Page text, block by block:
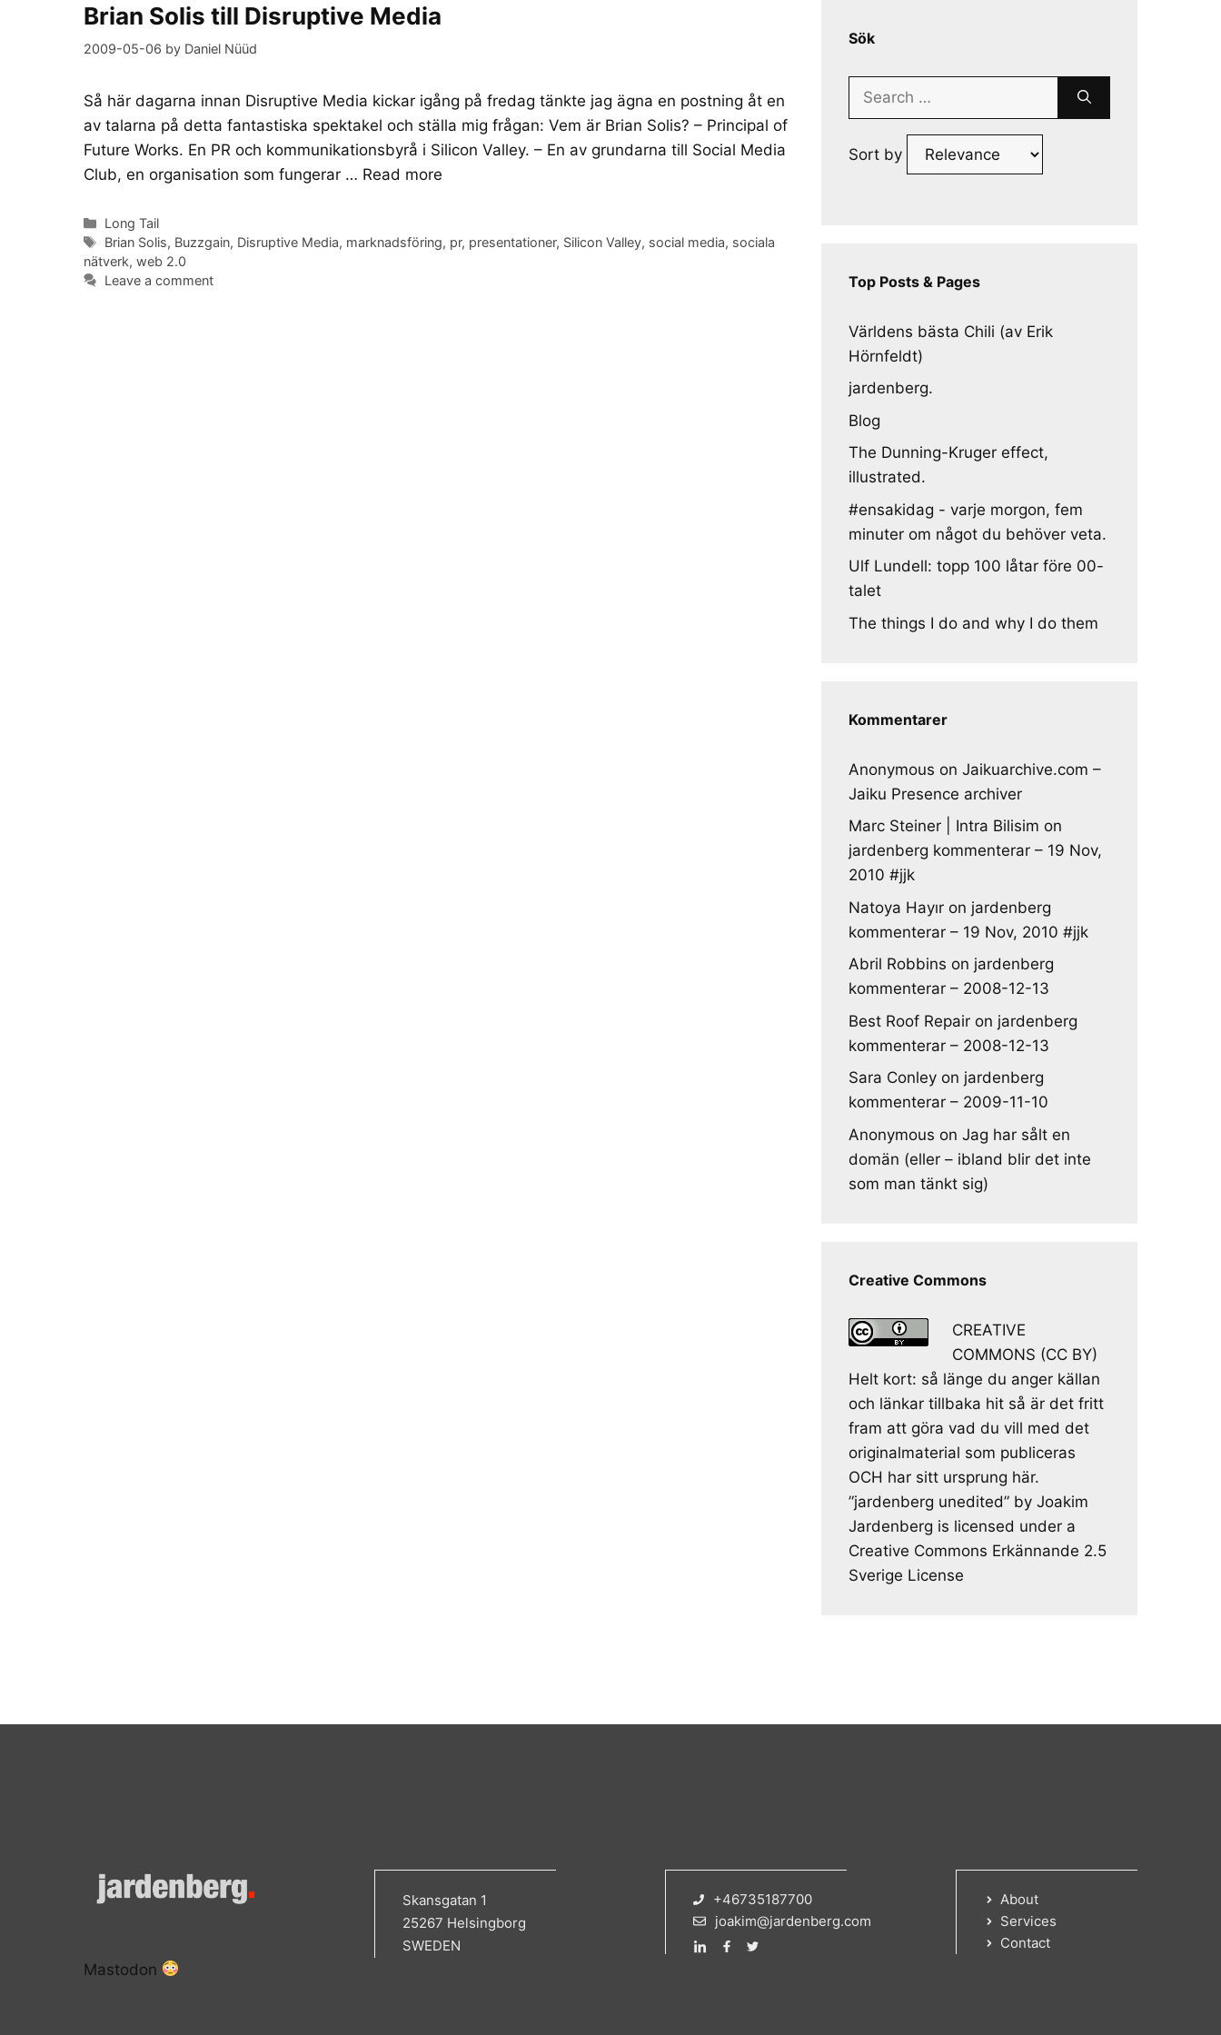
Brian Solis till Disruptive Media
2009-05-06 by Daniel Nüüd
Så här dagarna innan Disruptive Media kickar igång på fredag tänkte jag ägna en postning åt en
av talarna på detta fantastiska spektakel och ställa mig frågan: Vem är Brian Solis? – Principal of
Future Works. En PR och kommunikationsbyrå i Silicon Valley. – En av grundarna till Social Media
Club, en organisation som fungerar … Read more
Categories
Long Tail
Tags
Brian Solis, Buzzgain, Disruptive Media, marknadsföring, pr, presentationer, Silicon Valley, social media, sociala
nätverk, web 2.0
Leave a comment
Sök
Search
Sort by
Top Posts & Pages
Världens bästa Chili (av Erik
Hörnfeldt)
jardenberg.
Blog
The Dunning-Kruger effect,
illustrated.
#ensakidag - varje morgon, fem
minuter om något du behöver veta.
Ulf Lundell: topp 100 låtar före 00-
talet
The things I do and why I do them
Kommentarer
Anonymous on Jaikuarchive.com –
Jaiku Presence archiver
Marc Steiner | Intra Bilisim on
jardenberg kommenterar – 19 Nov,
2010 #jjk
Natoya Hayır on jardenberg
kommenterar – 19 Nov, 2010 #jjk
Abril Robbins on jardenberg
kommenterar – 2008-12-13
Best Roof Repair on jardenberg
kommenterar – 2008-12-13
Sara Conley on jardenberg
kommenterar – 2009-11-10
Anonymous on Jag har sålt en
domän (eller – ibland blir det inte
som man tänkt sig)
Creative Commons
CREATIVE
COMMONS (CC BY)
Helt kort: så länge du anger källan
och länkar tillbaka hit så är det fritt
fram att göra vad du vill med det
originalmaterial som publiceras
OCH har sitt ursprung här.
”jardenberg unedited” by Joakim
Jardenberg is licensed under a
Creative Commons Erkännande 2.5
Sverige License
Skansgatan 1
25267 Helsingborg
SWEDEN
+46735187700
joakim@jardenberg.com
About
Services
Contact
Mastodon